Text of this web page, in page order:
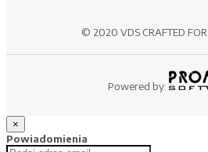
© 2020 VDS CRAFTED FOR
Powered by:
×
Powiadomienia